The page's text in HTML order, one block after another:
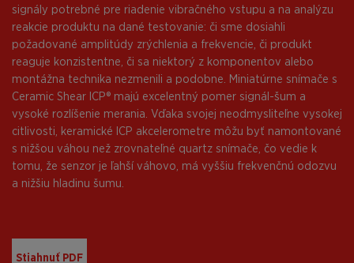
signály potrebné pre riadenie vibračného vstupu a na analýzu
reakcie produktu na dané testovanie: či sme dosiahli
požadované amplitúdy zrýchlenia a frekvencie, či produkt
reaguje konzistentne, či sa niektorý z komponentov alebo
montážna technika nezmenili a podobne. Miniatúrne snímače s
Ceramic Shear ICP® majú excelentný pomer signál-šum a
vysoké rozlíšenie merania. Vďaka svojej neodmysliteľne vysokej
citlivosti, keramické ICP akcelerometre môžu byť namontované
s nižšou váhou než zrovnateľné quartz snímače, čo vedie k
tomu, že senzor je ľahší váhovo, má vyššiu frekvenčnú odozvu
a nižšiu hladinu šumu.
Stiahnuť PDF